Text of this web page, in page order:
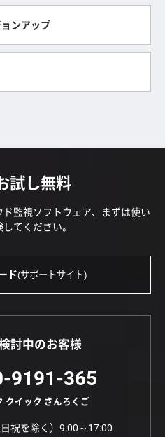
ンアップ
試し無料
監視ソフトウェア、まずは使い
てください。
ド(サポートサイト)
討中のお客様
9191-365
クイック さんろくご
祝を除く）9:00～17:00